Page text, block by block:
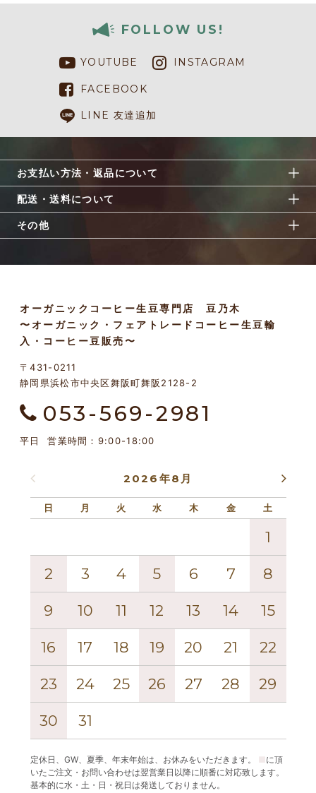
FOLLOW US!
YOUTUBE INSTAGRAM
FACEBOOK
LINE 友達追加
お支払い方法・返品について
配送・送料について
その他
2026年8月
日 月 火 水 木 金 土
1
2 3 4 5 6 7 8
9 10 11 12 13 14 15
16 17 18 19 20 21 22
23 24 25 26 27 28 29
30 31
定休日、GW、夏季、年末年始は、お休みをいただきます。
に頂
いたご注文・お問い合わせは翌営業日以降に順番に対応致します。
基本的に水・土・日・祝日は発送しておりません。
オーガニックコーヒー生豆専門店 豆乃木
〜オーガニック・フェアトレードコーヒー生豆輸
入・コーヒー豆販売〜
〒431-0211
静岡県浜松市中央区舞阪町舞阪2128-2
053-569-2981
平日 営業時間：9:00-18:00